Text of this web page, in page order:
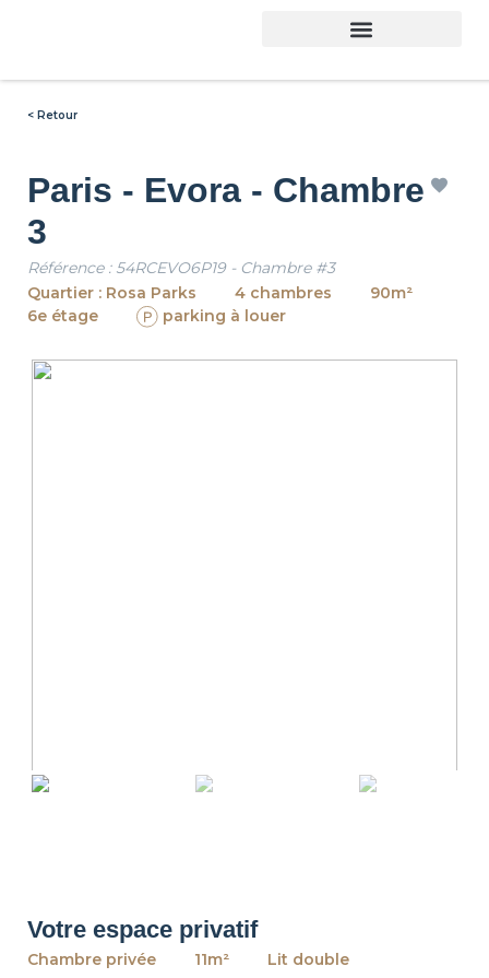
< Retour
Paris - Evora - Chambre
3
Référence : 54RCEVO6P19 - Chambre #3
Quartier : Rosa Parks
4 chambres
90m²
6e étage
parking à louer
Votre espace privatif
Chambre privée 11m²
Lit double